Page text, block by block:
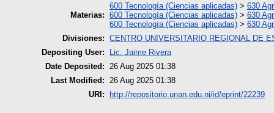
Materias:
600 Tecnología (Ciencias aplicadas) > 630
600 Tecnología (Ciencias aplicadas) > 630
600 Tecnología (Ciencias aplicadas) > 630
Divisiones: CENTRO UNIVERSITARIO REGIONAL DE
Depositing User:
Lic. Jaime Rivera
Date Deposited:
26 Aug 2025 01:38
Last Modified:
26 Aug 2025 01:38
URI:
http://repositorio.unan.edu.ni/id/eprint/22239